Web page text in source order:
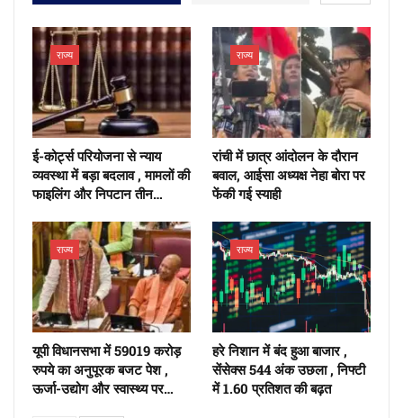
राज्य
ई-कोर्ट्स परियोजना से न्याय
व्यवस्था में बड़ा बदलाव , मामलों की
फाइलिंग और निपटान तीन…
राज्य
रांची में छात्र आंदोलन के दौरान
बवाल, आईसा अध्यक्ष नेहा बोरा पर
फेंकी गई स्याही
राज्य
यूपी विधानसभा में 59019 करोड़
रुपये का अनुपूरक बजट पेश ,
ऊर्जा-उद्योग और स्वास्थ्य पर…
राज्य
हरे निशान में बंद हुआ बाजार ,
सेंसेक्स 544 अंक उछला , निफ्टी
में 1.60 प्रतिशत की बढ़त